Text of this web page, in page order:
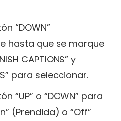
“DOWN”
hasta que se marque
CAPTIONS” y
para seleccionar.
“UP” o “DOWN” para
(Prendida) o “Off”